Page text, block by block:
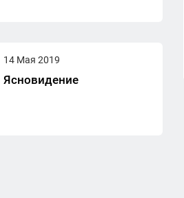
14 Мая 2019
Ясновидение